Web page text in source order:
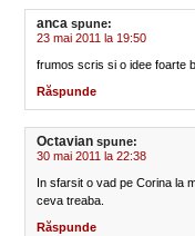
anca spune:
23 mai 2011 la 19:50
frumos scris si o idee foarte
Răspunde
Octavian spune:
30 mai 2011 la 22:38
In sfarsit o vad pe Corina la
ceva treaba.
Răspunde